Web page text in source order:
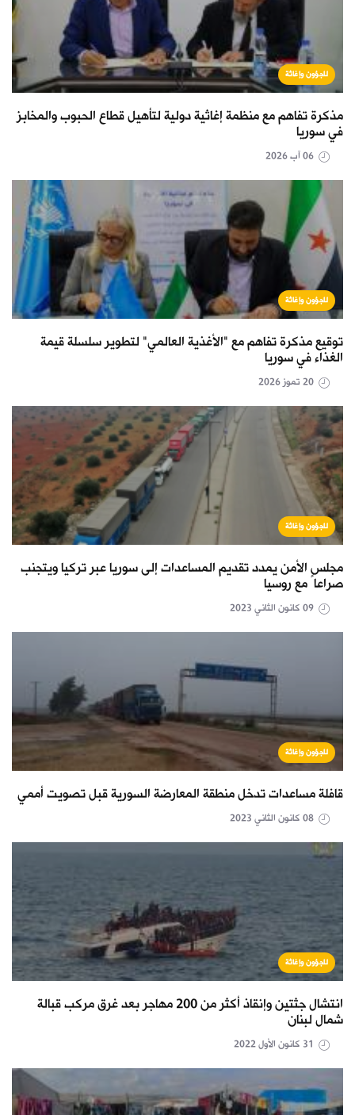
لاجؤون وإغاثة
مذكرة تفاهم مع منظمة إغاثية دولية لتأهيل قطاع الحبوب والمخابز
في سوريا
لاجؤون وإغاثة
توقيع مذكرة تفاهم مع "الأغذية العالمي" لتطوير سلسلة قيمة
الغذاء في سوريا
لاجؤون وإغاثة
مجلس الأمن يمدد تقديم المساعدات إلى سوريا عبر تركيا ويتجنب
صراعاً مع روسيا
لاجؤون وإغاثة
قافلة مساعدات تدخل منطقة المعارضة السورية قبل تصويت أممي
لاجؤون وإغاثة
انتشال جثتين وإنقاذ أكثر من 200 مهاجر بعد غرق مركب قبالة
شمال لبنان